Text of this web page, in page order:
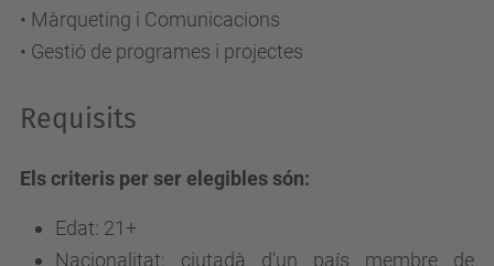
• Màrqueting i Comunicacions
• Gestió de programes i projectes
Requisits
Els criteris per ser elegibles són:
Edat: 21+
Nacionalitat: ciutadà d'un país membre de